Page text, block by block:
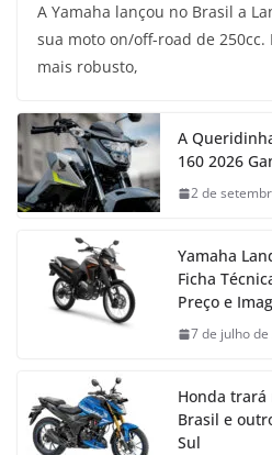
A Yamaha lançou no Brasil a
sua moto on/off-road de 250cc.
mais robusto,
A
160 2026
2 de
Yamaha
Ficha
Preço e
7 de julho de
Honda trará
Brasil e
Sul